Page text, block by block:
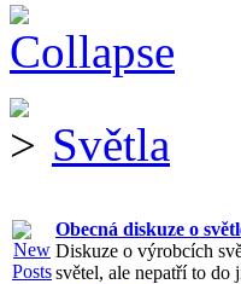
Světla
Obecná diskuze o
Diskuze o výrobcích
světel, ale nepatří to do